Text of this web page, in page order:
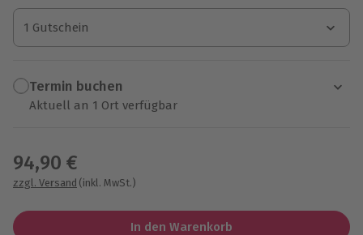
1 Gutschein
1 Gutschein
1 Gutschein
Termin buchen
Aktuell an 1 Ort verfügbar
94,90 €
zzgl. Versand (inkl. MwSt.)
In den Warenkorb